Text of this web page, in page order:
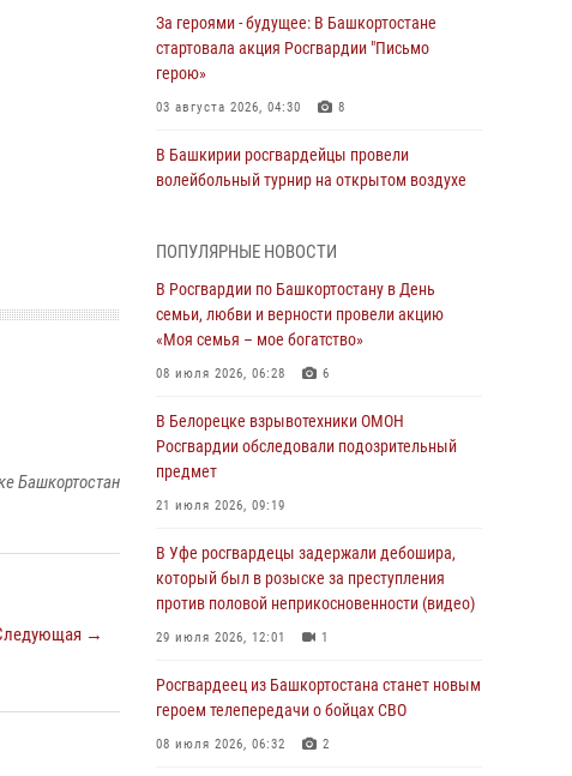
Башкортостан
→
За героями - будущее: В Башкортостане
стартовала акция Росгвардии "Письмо
герою»
03 августа 2026, 04:30 8
В Башкирии росгвардейцы провели
волейбольный турнир на открытом воздухе
В Уфе росгвардейцы по горячим следам
задержали подозреваемого в открытом
хищении из аптеки (видео)
03 августа 2026, 04:15 1
комплектования Росгвардии Башкортостана
ответил на вопросы граждан
30 июля 2026, 12:54
который был в розыске за преступления
против половой неприкосновенности (видео)
29 июля 2026, 12:01 1
комплектования штаба Росгвардии
Башкортостана проведет прямую линию
29 июля 2026, 10:52
ПОПУЛЯРНЫЕ НОВОСТИ
В Росгвардии по Башкортостану в День
семьи, любви и верности провели акцию
«Моя семья – мое богатство»
08 июля 2026, 06:28 6
В Белорецке взрывотехники ОМОН
Росгвардии обследовали подозрительный
предмет
21 июля 2026, 09:19
В Уфе росгвардецы задержали дебошира,
который был в розыске за преступления
против половой неприкосновенности (видео)
29 июля 2026, 12:01 1
Росгвардеец из Башкортостана станет новым
героем телепередачи о бойцах СВО
08 июля 2026, 06:32 2